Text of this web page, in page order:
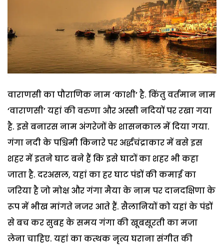
वाराणसी का पौराणिक नाम ‘काशी’ है. किंतु वर्तमान नाम
‘वाराणसी’ यहां की वरुणा और अस्सी नदियों पर रखा गया
है. इसे बनारस नाम अंगरेजों के शासनकाल में दिया गया.
गंगा नदी के पश्चिमी किनारे पर अर्द्धचंद्राकार में बसे इस
शहर में इतने घाट बने हैं कि इसे घाटों का शहर भी कहा
जाता है. दरअसल, यहां का हर घाट पंडों की कमाई का
जरिया है जो मोक्ष और गंगा मैया के नाम पर दानदक्षिणा के
रूप में भीख मांगते नजर आते हैं. सैलानियों को यहां के पंडों
से बच कर सुबह के समय गंगा की खूबसूरती का मजा
लेना चाहिए. यहां का कत्थक नृत्य घराना संगीत की